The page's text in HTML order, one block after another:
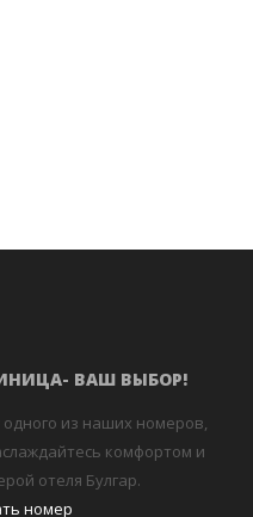
ВАШ ВЫБОР!
из наших номеров,
комфортом и
отеля Булгар.
номер